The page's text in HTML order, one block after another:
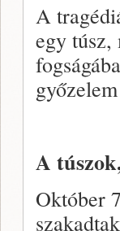
A
egy túsz,
A
Október